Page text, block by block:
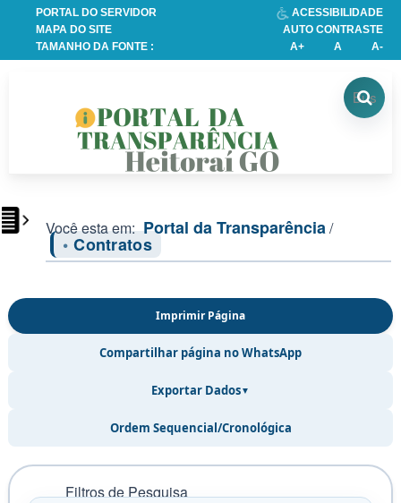
PORTAL DO SERVIDOR
ACESSIBILIDADE
MAPA DO SITE
AUTO CONTRASTE
TAMANHO DA FONTE :
A+ A A-
TRANSPARÊNCIA
Licitações
Busca
detalhada
de
Adesão
Contratos
Você esta em: Portal da Transparência/
Contratos
Imprimir Página
Compartilhar página no WhatsApp
Exportar Dados▼
Ordem Sequencial/Cronológica
Filtros de Pesquisa